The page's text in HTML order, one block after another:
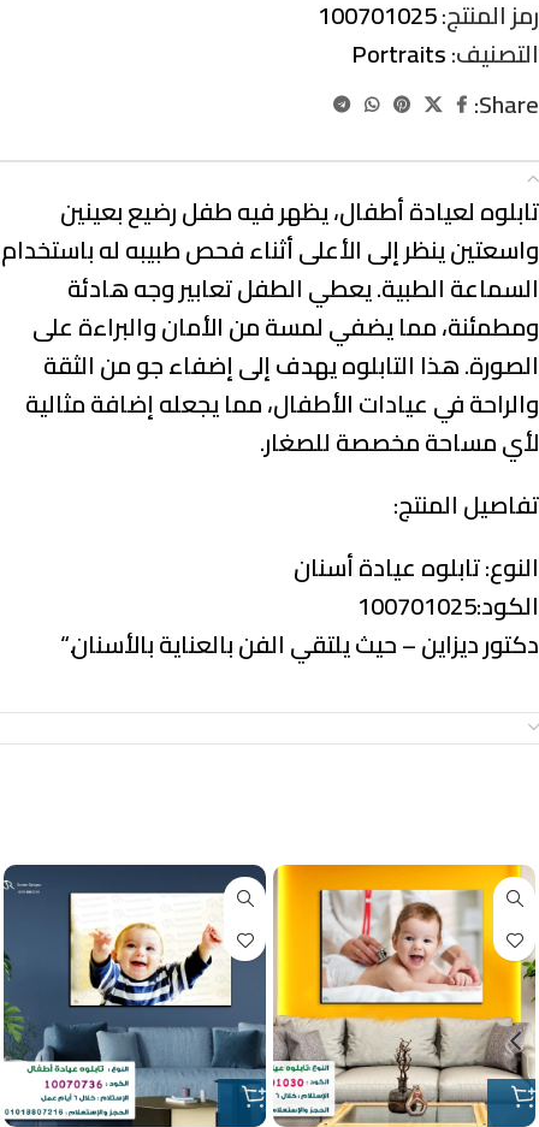
رمز المنتج:100701025
التصنيف:Portraits
Share:
تابلوه لعيادة أطفال، يظهر فيه طفل رضيع بعينين
واسعتين ينظر إلى الأعلى أثناء فحص طبيبه له باستخدام
السماعة الطبية. يعطي الطفل تعابير وجه هادئة
ومطمئنة، مما يضفي لمسة من الأمان والبراءة على
الصورة. هذا التابلوه يهدف إلى إضفاء جو من الثقة
والراحة في عيادات الأطفال، مما يجعله إضافة مثالية
لأي مساحة مخصصة للصغار.
تفاصيل المنتج:
النوع:تابلوه عيادة أسنان
الكود:100701025
دكتور ديزاين – حيث يلتقي الفن بالعناية بالأسنان.“